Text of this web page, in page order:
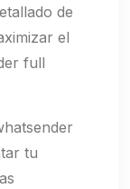
de
el
full
tu